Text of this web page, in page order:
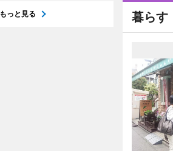
暮らす
もっと見る